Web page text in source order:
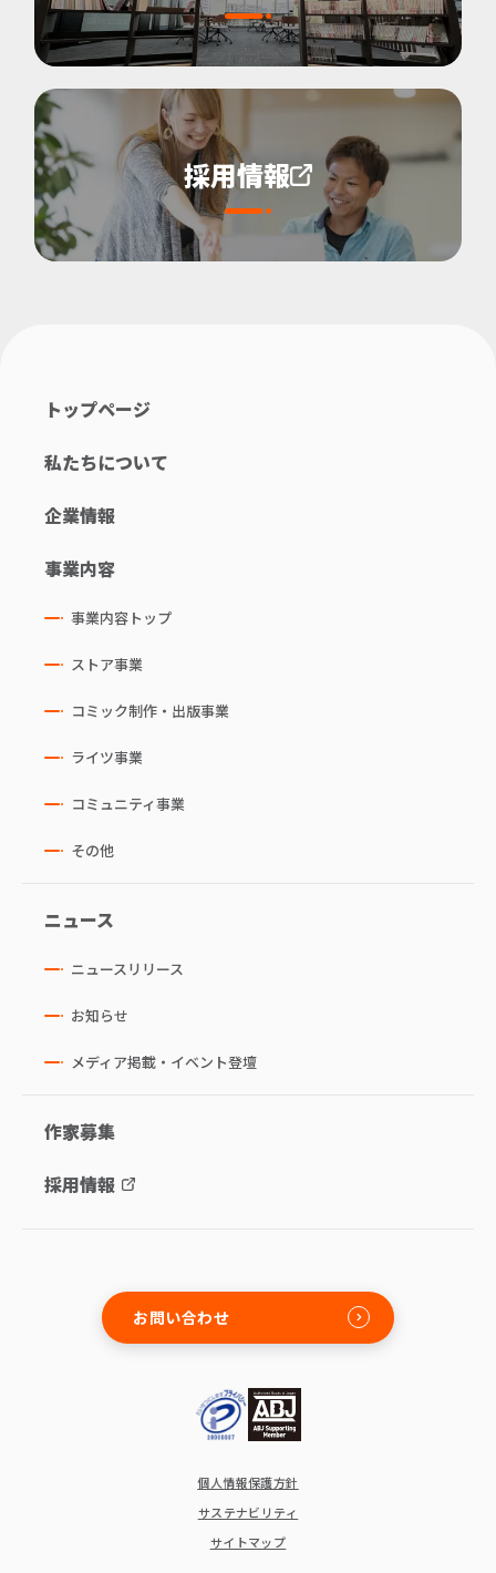
採用情報
トップページ
私たちについて
企業情報
事業内容
事業内容トップ
ストア事業
コミック制作・出版事業
ライツ事業
コミュニティ事業
その他
ニュース
ニュースリリース
お知らせ
メディア掲載・イベント登壇
作家募集
採用情報
お問い合わせ
個人情報保護方針
サステナビリティ
サイトマップ